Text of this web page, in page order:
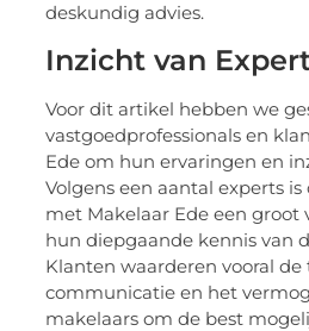
deskundig advies.
Inzicht van
Voor dit artikel hebben we
vastgoedprofessionals en
Ede om hun ervaringen en
Volgens een aantal experts
met Makelaar Ede een groot
hun diepgaande kennis van
Klanten waarderen vooral de
communicatie en het
makelaars om de best